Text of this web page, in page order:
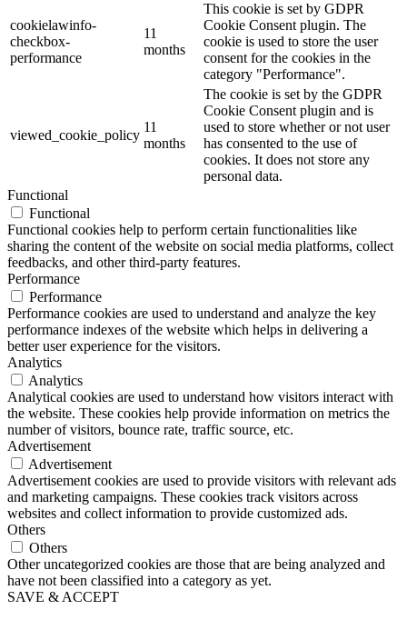
cookielawinfo-
checkbox-
performance
11
months
This cookie is set by GDPR
Cookie Consent plugin. The
cookie is used to store the user
consent for the cookies in the
category "Performance".
viewed_cookie_policy
11
months
The cookie is set by the GDPR
Cookie Consent plugin and is
used to store whether or not user
has consented to the use of
cookies. It does not store any
personal data.
Functional
Functional
Functional cookies help to perform certain functionalities like
sharing the content of the website on social media platforms, collect
feedbacks, and other third-party features.
Performance
Performance
Performance cookies are used to understand and analyze the key
performance indexes of the website which helps in delivering a
better user experience for the visitors.
Analytics
Analytics
Analytical cookies are used to understand how visitors interact with
the website. These cookies help provide information on metrics the
number of visitors, bounce rate, traffic source, etc.
Advertisement
Advertisement
Advertisement cookies are used to provide visitors with relevant ads
and marketing campaigns. These cookies track visitors across
websites and collect information to provide customized ads.
Others
Others
Other uncategorized cookies are those that are being analyzed and
have not been classified into a category as yet.
SAVE & ACCEPT